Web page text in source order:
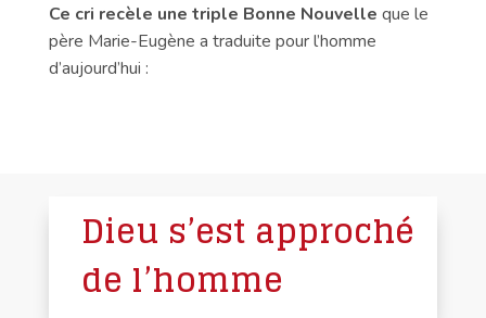
Ce cri recèle une triple Bonne Nouvelle que le
père Marie-Eugène a traduite pour l’homme
d’aujourd’hui :
Dieu s’est approché
de l’homme